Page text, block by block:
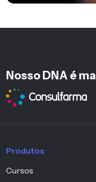
Nosso DNA é
Produtos
Cursos